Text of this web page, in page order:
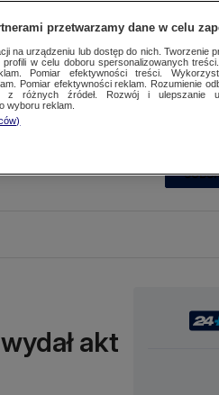
akt
przetwarzamy dane w celu
na urządzeniu lub dostęp do nich. Tworzenie
w celu doboru spersonalizowanych
Pomiar efektywności treści.
Pomiar efektywności reklam. Rozumienie
z różnych źródeł. Rozwój i ulepszanie
wyboru reklam.